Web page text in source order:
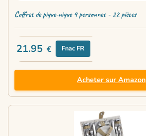
Coffret de pique-nique 4 personnes - 22 pièces
21.95 € Fnac FR
Acheter sur Amazon